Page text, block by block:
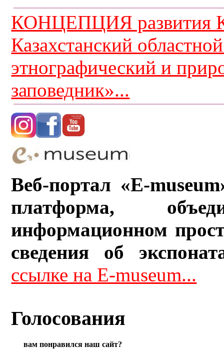
КОНЦЕПЦИЯ развития
Казахстанский
этнографический и
заповедник»...
Веб-портал «E-
платформа,
информационном
сведения об
ссылке на E-museum...
Голосования
вам понравился наш сайт?